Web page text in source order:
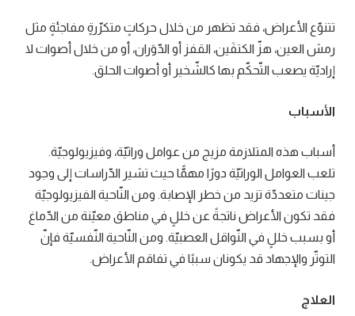
تتنوّع الأعراض، فقد تظهر من خلال حركاتٍ متكرّرةٍ مفاجئةٍ مثل
رمش العين، هزّ الكتفَين، القفز أو الدّوَران، أو من خلال أصوات لا
إراديّة يصعب التّحكّم بها كالشّخير أو أصوات الحلق.
الأسباب
أسباب هذه المتلازمة مزيج من عوامل وراثيّة، وفيزيولوجيّة.
تلعب العوامل الوراثيّة دورًا مهمًّا حيث تشير الدّراسات إلى وجود
جينات متعددّة تزيد من خطر الإصابة. ومن النّاحية الفيزيولوجيّة
فقد تكون الأعراض ناتجةً عن خللٍ في مناطق معيّنة من الدّماغ
أو بسبب خللٍ في النّواقل العصبيّة. ومن النّاحية النّفسيّة فإنّ
التوتّر والإجهاد قد يكونان سببًا في تفاقم الأعراض.
العلاج